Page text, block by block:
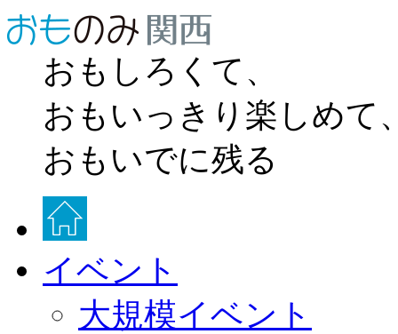
おもしろくて、
おもいっきり楽しめて
おもいでに残る
イベント
大規模イベント